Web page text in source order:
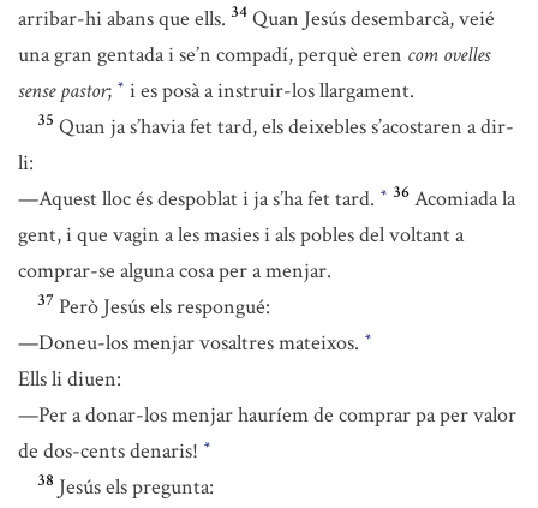
arribar-hi abans que ells. 34 Quan Jesús desembarcà, veié
una gran gentada i se’n compadí, perquè eren com ovelles
sense pastor; * i es posà a instruir-los llargament.
35 Quan ja s’havia fet tard, els deixebles s’acostaren a dir-
li:
—Aquest lloc és despoblat i ja s’ha fet tard. * 36 Acomiada la
gent, i que vagin a les masies i als pobles del voltant a
comprar-se alguna cosa per a menjar.
37 Però Jesús els respongué:
—Doneu-los menjar vosaltres mateixos. *
Ells li diuen:
—Per a donar-los menjar hauríem de comprar pa per valor
de dos-cents denaris! *
38 Jesús els pregunta: